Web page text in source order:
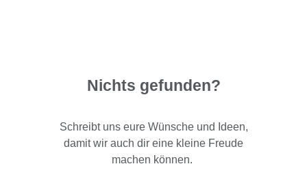
Nichts gefunden?
Schreibt uns eure Wünsche und Ideen,
damit wir auch dir eine kleine Freude
machen können.